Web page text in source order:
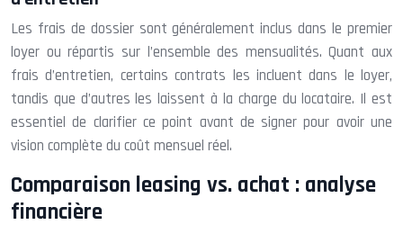
Les frais de dossier sont généralement inclus dans le premier
loyer ou répartis sur l’ensemble des mensualités. Quant aux
frais d’entretien, certains contrats les incluent dans le loyer,
tandis que d’autres les laissent à la charge du locataire. Il est
essentiel de clarifier ce point avant de signer pour avoir une
vision complète du coût mensuel réel.
Comparaison leasing vs. achat : analyse
financière